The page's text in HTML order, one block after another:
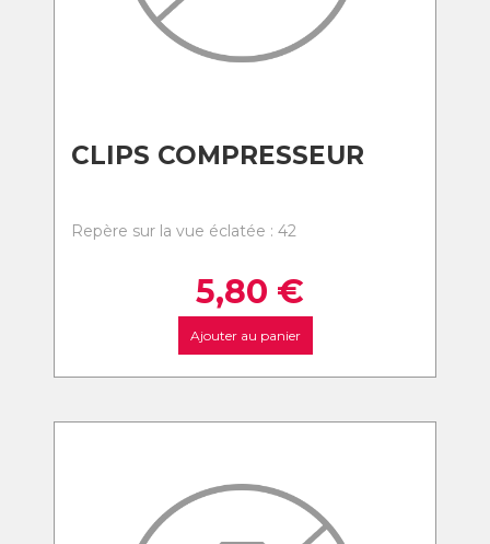
CLIPS COMPRESSEUR
Repère sur la vue éclatée : 42
5,80 €
Ajouter au panier